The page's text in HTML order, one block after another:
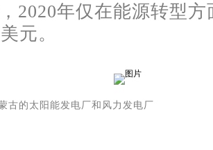
2020年仅在能源转型
元。
古的太阳能发电厂和风力发电厂